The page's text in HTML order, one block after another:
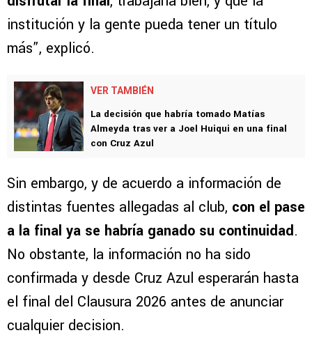
institución y la gente pueda tener un título
más”, explicó.
VER TAMBIÉN
La decisión que habría tomado Matías
Almeyda tras ver a Joel Huiqui en una final
con Cruz Azul
Sin embargo, y de acuerdo a información de
distintas fuentes allegadas al club, con el pase
a la final ya se habría ganado su continuidad.
No obstante, la información no ha sido
confirmada y desde Cruz Azul esperarán hasta
el final del Clausura 2026 antes de anunciar
cualquier decision.